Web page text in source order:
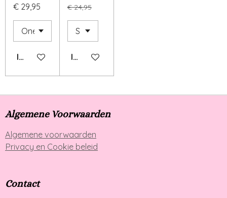
€ 29,95
IN WINKELWAGEN
€ 24,95
IN WINKELWAGEN
Algemene Voorwaarden
Algemene voorwaarden
Privacy en Cookie beleid
Contact